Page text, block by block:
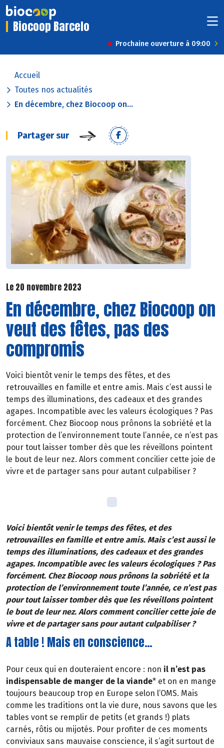
Biocoop Barcelo
Prochaine ouverture à 09:00
Accueil
Toutes nos actualités
En décembre, chez Biocoop on...
Partager sur
Le 20 novembre 2023
En décembre, chez Biocoop on
veut des fêtes, pas des
compromis
Voici bientôt venir le temps des fêtes, et des
retrouvailles en famille et entre amis. Mais c’est aussi le
temps des illuminations, des cadeaux et des grandes
agapes. Incompatible avec les valeurs écologiques ? Pas
forcément. Chez Biocoop nous prônons la sobriété et la
protection de l’environnement toute l’année, ce n’est pas
pour tout laisser tomber dès que les réveillons pointent
le bout de leur nez. Alors comment concilier cette joie de
vivre et de partager sans pour autant culpabiliser ?
Voici bientôt venir le temps des fêtes, et des
retrouvailles en famille et entre amis. Mais c’est aussi le
temps des illuminations, des cadeaux et des grandes
agapes. Incompatible avec les valeurs écologiques ? Pas
forcément. Chez Biocoop nous prônons la sobriété et la
protection de l’environnement toute l’année, ce n’est pas
pour tout laisser tomber dès que les réveillons pointent
le bout de leur nez. Alors comment concilier cette joie de
vivre et de partager sans pour autant culpabiliser ?
A table ! Mais en conscience…
Pour ceux qui en douteraient encore : non il n’est pas
indispensable de manger de la viande* et on en mange
toujours beaucoup trop en Europe selon l’OMS. Mais
comme les traditions ont la vie dure, nous savons que les
tables vont se remplir de petits (et grands !) plats
carnés, rôtis ou mijotés. Pour profiter de ces moments
conviviaux sans mauvaise conscience, il s’agit surtout de